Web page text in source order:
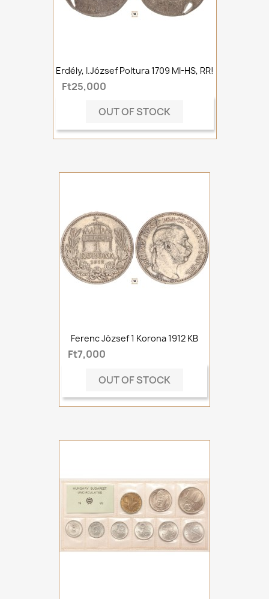
Erdély, I.József Poltura 1709 MI-HS, RR!
Ft25,000
OUT OF STOCK
Ferenc József 1 Korona 1912 KB
Ft7,000
OUT OF STOCK